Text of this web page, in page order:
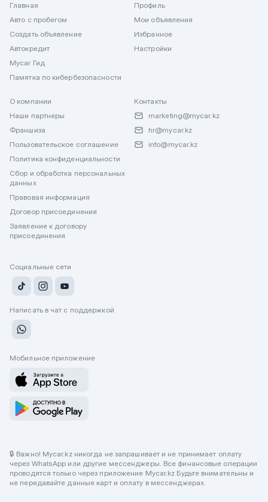
Главная
Авто с пробегом
Создать объявление
Автокредит
Mycar Гид
Памятка по кибербезопасности
Профиль
Мои объявления
Избранное
Настройки
О компании
Наши партнеры
Франшиза
Пользовательское соглашение
Политика конфиденциальности
Сбор и обработка персональных
данных
Правовая информация
Договор присоединения
Заявление к договору
присоединения
Контакты
marketing@mycar.kz
hr@mycar.kz
info@mycar.kz
Социальные сети
Написать в чат с поддержкой
Мобильное приложение
🔒 Важно! Mycar.kz никогда не запрашивает и не принимает оплату
через WhatsApp или другие мессенджеры. Все финансовые операции
проводятся только через приложение Mycar.kz Будьте внимательны и
не передавайте данные карт и оплату в мессенджерах.